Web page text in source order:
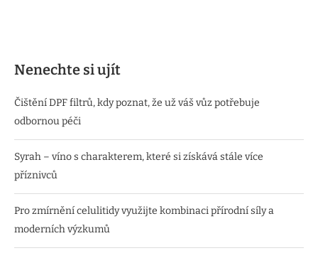
Nenechte si ujít
Čištění DPF filtrů, kdy poznat, že už váš vůz potřebuje
odbornou péči
Syrah – víno s charakterem, které si získává stále více
příznivců
Pro zmírnění celulitidy využijte kombinaci přírodní síly a
moderních výzkumů